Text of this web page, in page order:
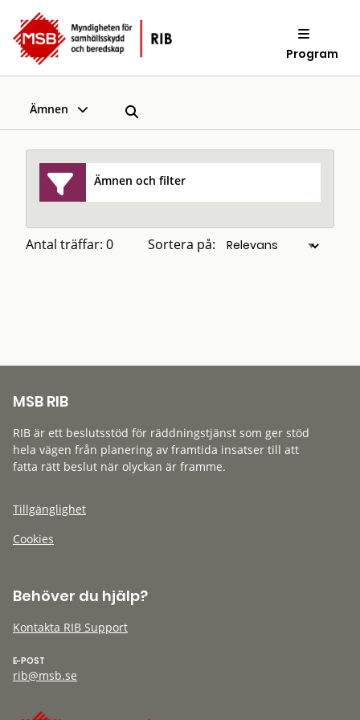
Program
Ämnen
Ämnen och filter
Antal träffar: 0 Sortera på:
MSB RIB
RIB är ett beslutsstöd för räddningstjänst som ger stöd
hela vägen från planering av framtida insatser till att
fatta rätt beslut när olyckan är framme.
Tillgänglighet
Cookies
Behöver du hjälp?
Kontakta RIB Support
E-POST
rib@msb.se